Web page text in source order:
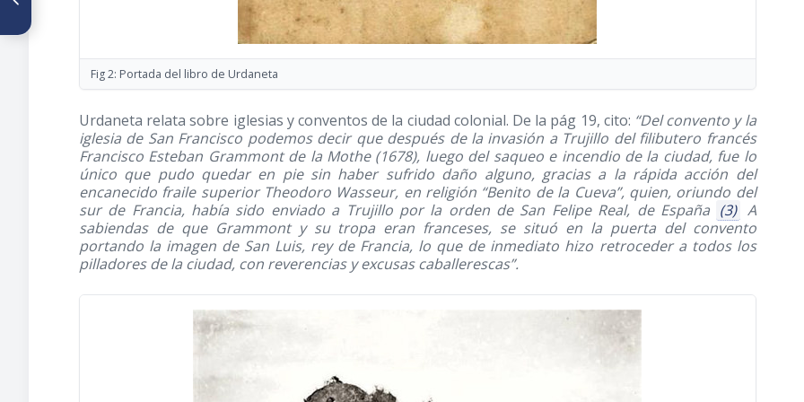
Fig 2: Portada del libro de Urdaneta
Urdaneta relata sobre iglesias y conventos de la ciudad colonial. De la pág 19, cito: “Del convento y la
iglesia de San Francisco podemos decir que después de la invasión a Trujillo del filibutero francés
Francisco Esteban Grammont de la Mothe (1678), luego del saqueo e incendio de la ciudad, fue lo
único que pudo quedar en pie sin haber sufrido daño alguno, gracias a la rápida acción del
encanecido fraile superior Theodoro Wasseur, en religión “Benito de la Cueva”, quien, oriundo del
sur de Francia, había sido enviado a Trujillo por la orden de San Felipe Real, de España (3) A
sabiendas de que Grammont y su tropa eran franceses, se situó en la puerta del convento
portando la imagen de San Luis, rey de Francia, lo que de inmediato hizo retroceder a todos los
pilladores de la ciudad, con reverencias y excusas caballerescas”.